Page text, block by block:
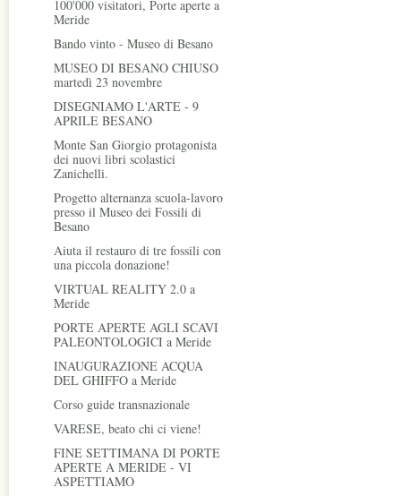
100'000 visitatori, Porte aperte a
Meride
Bando vinto - Museo di Besano
MUSEO DI BESANO CHIUSO
martedì 23 novembre
DISEGNIAMO L'ARTE - 9
APRILE BESANO
Monte San Giorgio protagonista
dei nuovi libri scolastici
Zanichelli.
Progetto alternanza scuola-lavoro
presso il Museo dei Fossili di
Besano
Aiuta il restauro di tre fossili con
una piccola donazione!
VIRTUAL REALITY 2.0 a
Meride
PORTE APERTE AGLI SCAVI
PALEONTOLOGICI a Meride
INAUGURAZIONE ACQUA
DEL GHIFFO a Meride
Corso guide transnazionale
VARESE, beato chi ci viene!
FINE SETTIMANA DI PORTE
APERTE A MERIDE - VI
ASPETTIAMO